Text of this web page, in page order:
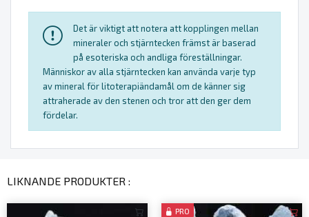
Det är viktigt att notera att kopplingen mellan
mineraler och stjärntecken främst är baserad
på esoteriska och andliga föreställningar.
Människor av alla stjärntecken kan använda varje typ
av mineral för litoterapiändamål om de känner sig
attraherade av den stenen och tror att den ger dem
fördelar.
LIKNANDE PRODUKTER :
PRO